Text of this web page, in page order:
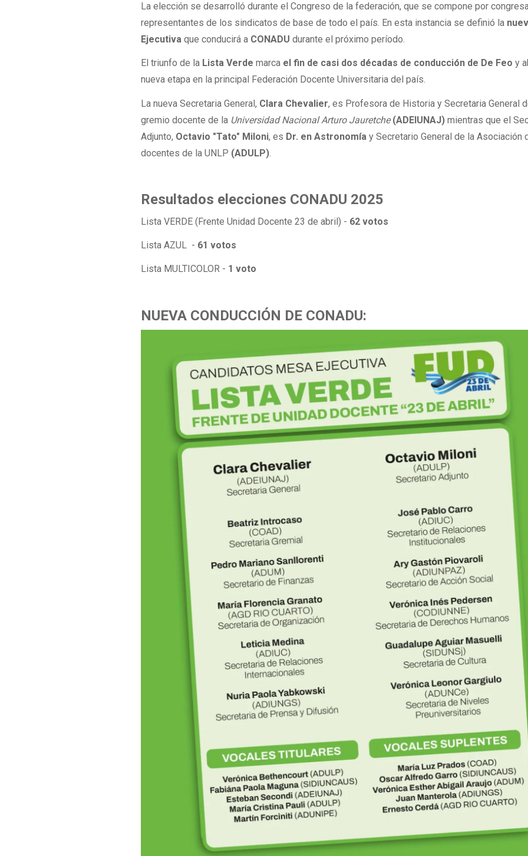
La elección se desarrolló durante el Congreso de la federación, que se compone por
representantes de los sindicatos de base de todo el país. En esta instancia se definió la
Ejecutiva que conducirá a CONADUdurante el próximo período.
El triunfo de la Lista Verdemarca el fin de casi dos décadas de conducción de De Feo y
nueva etapa en la principal Federación Docente Universitaria del país.
La nueva Secretaria General, Clara Chevalier, es Profesora de Historia y Secretaria General
gremio docente de la Universidad Nacional Arturo Jauretche (ADEIUNAJ) mientras que el
Adjunto, Octavio "Tato" Miloni, es Dr. en Astronomía y Secretario General de la Asociación
docentes de la UNLP (ADULP)
Resultados elecciones CONADU 2025
Lista VERDE (Frente Unidad Docente 23 de abril) - 62 votos
Lista AZUL - 61 votos
Lista MULTICOLOR - 1 voto
NUEVA CONDUCCIÓN DE CONADU: